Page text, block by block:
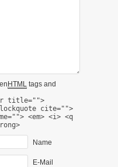
HTML tags and
title="">
cite="">
<em> <i> <q
Name
E-Mail